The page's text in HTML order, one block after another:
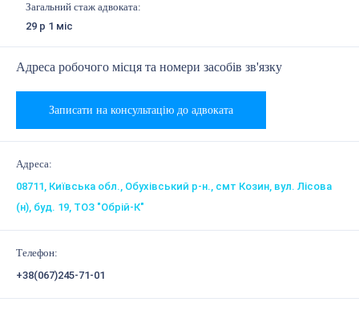
Загальний стаж адвоката:
29 р 1 міс
Адреса робочого місця та номери засобів зв'язку
Записати на консультацію до адвоката
Адреса:
08711, Київська обл., Обухівський р-н., смт Козин, вул. Лісова
(н), буд. 19, ТОЗ "Обрій-К"
Телефон:
+38(067)245-71-01